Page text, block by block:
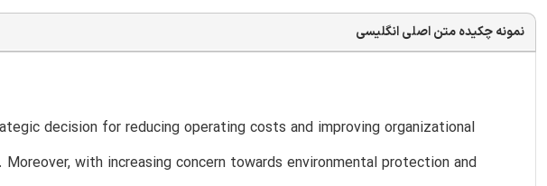
نمونه چکیده متن اصلی انگلیسی
decision for reducing operating costs and improving organizational
with increasing concern towards environmental protection and